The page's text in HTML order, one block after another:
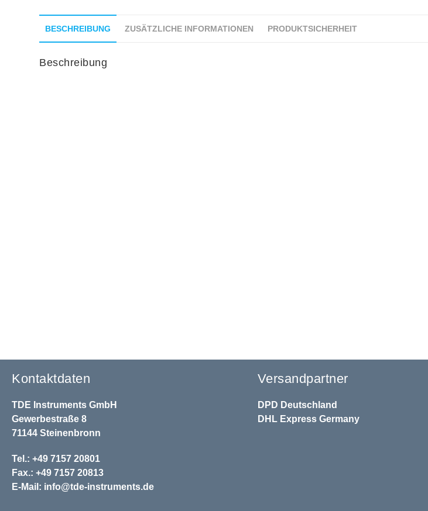
BESCHREIBUNG ZUSÄTZLICHE INFORMATIONEN PRODUKTSICHERHEIT
Beschreibung
Kontaktdaten
TDE Instruments GmbH
Gewerbestraße 8
71144 Steinenbronn
Tel.: +49 7157 20801
Fax.: +49 7157 20813
E-Mail: info@tde-instruments.de
Versandpartner
DPD Deutschland
DHLExpress Germany